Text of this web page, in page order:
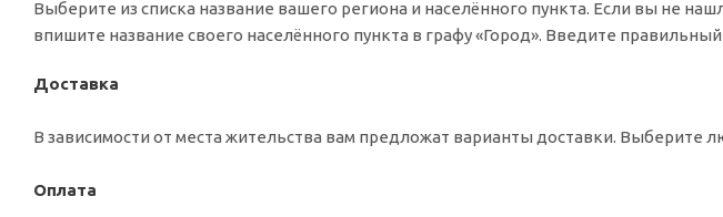
Выберите из списка название вашего региона и населённого пункта. Если вы не
впишите название своего населённого пункта в графу «Город». Введите
Доставка
В зависимости от места жительства вам предложат варианты доставки. Выберите
Оплата